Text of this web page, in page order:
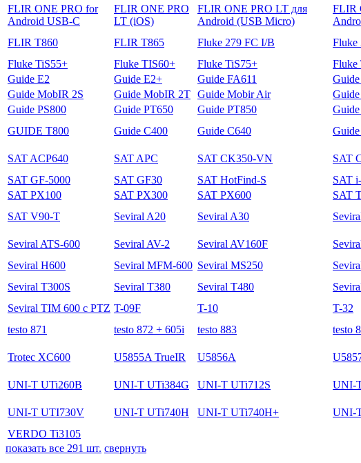
FLIR ONE PRO for
Android USB-C
FLIR ONE PRO
LT (iOS)
FLIR ONE PRO LT для
Android (USB Micro)
FLIR
FLIR T860 FLIR T865 Fluke 279 FC I/B Fluke
Fluke TiS55+
Fluke TIS60+ Fluke TiS75+ Fluke
Guide E2
Guide E2+ Guide FA611
Guide MobIR 2S
Guide MobIR 2T Guide Mobir Air
Guide PS800
Guide PT650 Guide PT850
GUIDE T800
Guide С400 Guide С640
SAT ACP640 SAT APC SAT CK350-VN SAT
SAT GF-5000
SAT GF30 SAT HotFind-S SAT
SAT PX100
SAT PX300 SAT PX600 SAT
SAT V90-T
Seviral A20 Seviral A30
Seviral ATS-600 Seviral AV-2 Seviral AV160F
Seviral H600
Seviral MFM-600 Seviral MS250
Seviral T300S
Seviral T380 Seviral T480
Seviral TIM 600 с PTZ T-09F T-10 T-32
testo 871
testo 872 + 605i testo 883 testo
Trotec XC600 U5855A TrueIR U5856A
UNI-T UTi260B UNI-T UTi384G UNI-T UTi712S UNI-
UNI-T UTI730V UNI-T UTi740H UNI-T UTi740H+ UNI-
VERDO Ti3105
показать все 291 шт. свернуть